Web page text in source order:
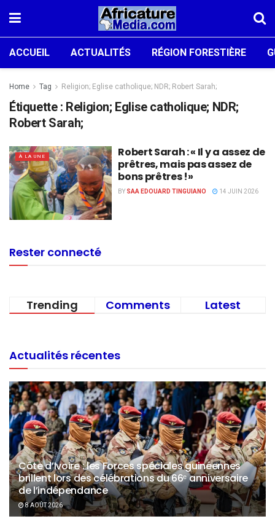
ACCUEIL ACTUALITÉS RÉGION FORESTIÈRE
Home Tag Religion; Eglise catholique; NDR; Robert Sarah;
Étiquette : Religion; Eglise catholique; NDR;
Robert Sarah;
À LA UNE
Robert Sarah : « Il y a assez de
prêtres, mais pas assez de
bons prêtres !»
BY SAA EDOUARD TINGUIANO 14 JUIN 2026
Rester connecté
Trending Comments Latest
Actualités récentes
Côte d’Ivoire : les Forces spéciales guinéennes
brillent lors des célébrations du 66ᵉ anniversaire
de l’indépendance
8 AOÛT 2026